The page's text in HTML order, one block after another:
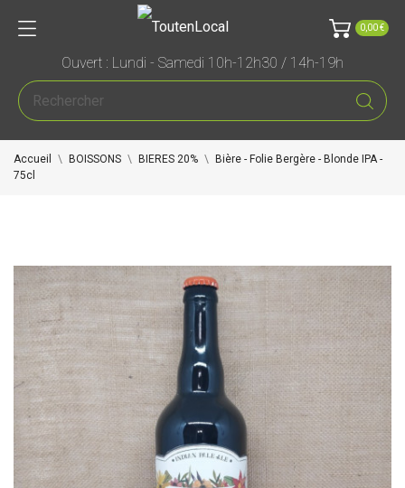
0,00 €
Ouvert : Lundi - Samedi 10h-12h30 / 14h-19h
Accueil BOISSONS BIERES 20%
Bière - Folie Bergère - Blonde IPA -
75cl